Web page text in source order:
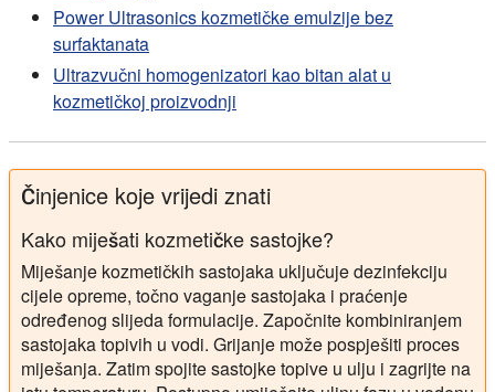
Power Ultrasonics kozmetičke emulzije bez
surfaktanata
Ultrazvučni homogenizatori kao bitan alat u
kozmetičkoj proizvodnji
Činjenice koje vrijedi znati
Kako miješati kozmetičke sastojke?
Miješanje kozmetičkih sastojaka uključuje dezinfekciju
cijele opreme, točno vaganje sastojaka i praćenje
određenog slijeda formulacije. Započnite kombiniranjem
sastojaka topivih u vodi. Grijanje može pospješiti proces
miješanja. Zatim spojite sastojke topive u ulju i zagrijte na